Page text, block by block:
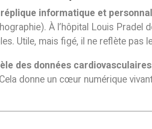
réplique informatique et
À l’hôpital Louis
Utile, mais figé, il ne reflète pas
des données
donne un cœur numérique